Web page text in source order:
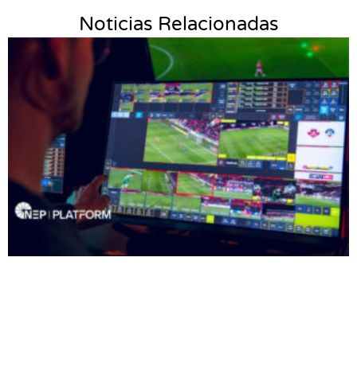
Noticias Relacionadas